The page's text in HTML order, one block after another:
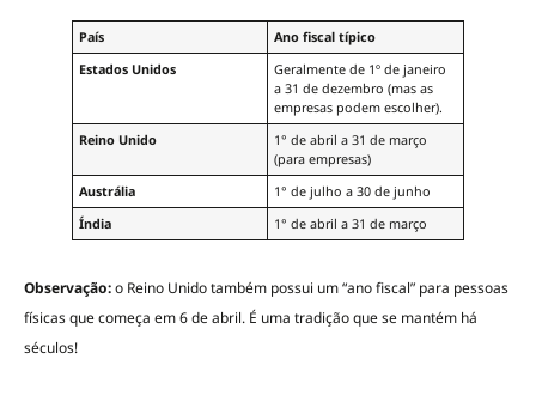
País
Ano fiscal típico
Estados Unidos
Geralmente de 1º de janeiro
a 31 de dezembro (mas as
empresas podem escolher).
Reino Unido
1° de abril a 31 de março
(para empresas)
Austrália
1° de julho a 30 de junho
Índia
1° de abril a 31 de março
Observação:o Reino Unido também possui um “ano fiscal” para pessoas
físicas que começa em 6 de abril. É uma tradição que se mantém há
séculos!